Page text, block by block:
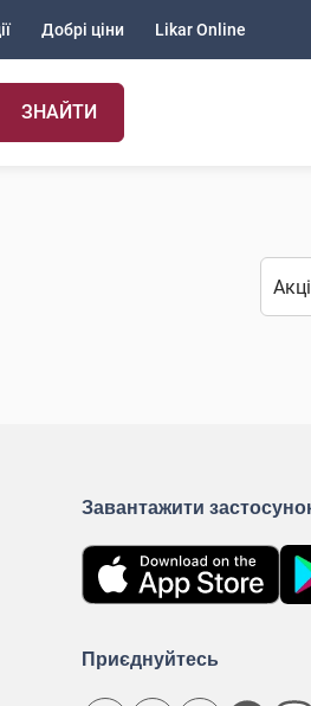
Добрі ціни Likar Online
ЗНАЙТИ
Завантажити
Приєднуйтесь